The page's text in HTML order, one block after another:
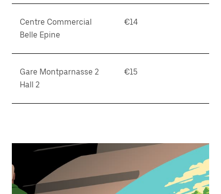
Centre Commercial
Belle Epine
€14
Gare Montparnasse 2
Hall 2
€15